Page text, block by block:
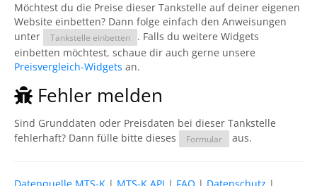
Möchtest du die Preise dieser Tankstelle auf deiner eigenen
Website einbetten? Dann folge einfach den Anweisungen
unter
Tankstelle einbetten
. Falls du weitere Widgets
einbetten möchtest, schaue dir auch gerne unsere
Preisvergleich-Widgets an.
Fehler melden
Sind Grunddaten oder Preisdaten bei dieser Tankstelle
fehlerhaft? Dann fülle bitte dieses
Formular aus.